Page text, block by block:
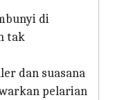
di
tak
dan suasana
pelarian